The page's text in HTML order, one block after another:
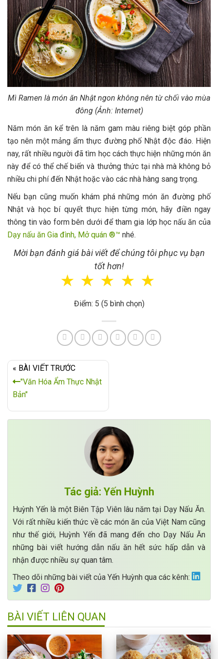
Mì Ramen là món ăn Nhật ngon không nên từ chối vào mùa
đông (Ảnh: Internet)
Năm món ăn kể trên là năm gam màu riêng biệt góp phần
tạo nên một mảng ẩm thực đường phố Nhật độc đáo. Hiện
nay, rất nhiều người đã tìm học cách thực hiện những món ăn
này để có thể chế biến và thưởng thức tại nhà mà không bỏ
nhiều chi phí đến Nhật hoặc vào các nhà hàng sang trọng.
Nếu bạn cũng muốn khám phá những món ăn đường phố
Nhật và học bí quyết thực hiện từng món, hãy điền ngay
thông tin vào form bên dưới để tham gia lớp học nấu ăn của
Dạy nấu ăn Gia đình, Mở quán ®™ nhé.
Mời bạn đánh giá bài viết để chúng tôi phục vụ bạn
tốt hơn!
☆
☆
☆
☆
☆
Điểm: 5 (5 bình chọn)
« BÀI VIẾT TRƯỚC
"Văn Hóa Ẩm Thực Nhật
Bản"
Tác giả: Yến Huỳnh
Huỳnh Yến là một Biên Tập Viên lâu năm tại Dạy Nấu Ăn.
Với rất nhiều kiến thức về các món ăn của Việt Nam cũng
như thế giới, Huỳnh Yến đã mang đến cho Dạy Nấu Ăn
những bài viết hướng dẫn nấu ăn hết sức hấp dẫn và
nhận được nhiều sự quan tâm.
Theo dõi những bài viết của Yến Huỳnh qua các kênh:
BÀI VIẾT LIÊN QUAN